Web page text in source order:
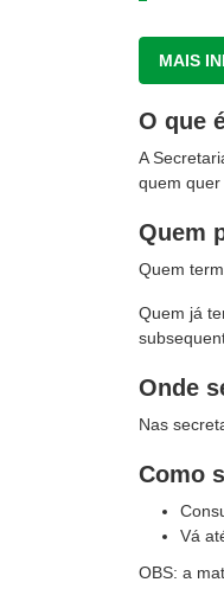
MAIS
O que
A
quem quer
Quem
Quem
Quem já
Onde
Nas
Como
Vá
OBS: a